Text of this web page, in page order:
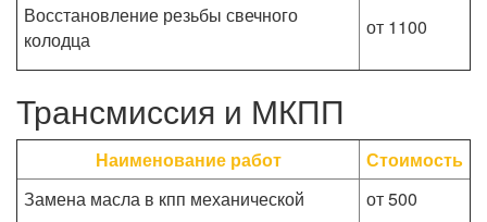
Восстановление резьбы свечного
колодца
от 1100
Трансмиссия и МКПП
Наименование работ
Стоимость
Замена масла в кпп механической
от 500